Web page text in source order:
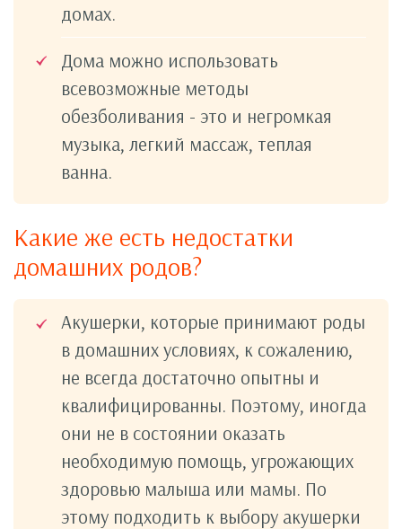
домах.
Дома можно использовать
всевозможные методы
обезболивания - это и негромкая
музыка, легкий массаж, теплая
ванна.
Какие же есть недостатки
домашних родов?
Акушерки, которые принимают роды
в домашних условиях, к сожалению,
не всегда достаточно опытны и
квалифицированны. Поэтому, иногда
они не в состоянии оказать
необходимую помощь, угрожающих
здоровью малыша или мамы. По
этому подходить к выбору акушерки